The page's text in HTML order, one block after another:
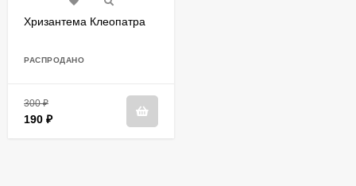
Хризантема Клеопатра
РАСПРОДАНО
300₽
190 ₽